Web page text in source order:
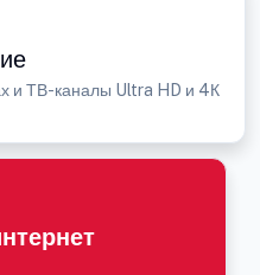
и ТВ-каналы Ultra HD и 4К